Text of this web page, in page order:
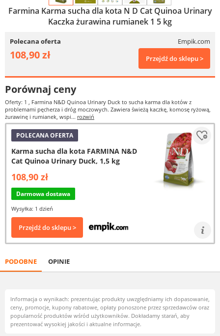
Farmina Karma sucha dla kota N D Cat Quinoa Urinary
Kaczka żurawina rumianek 1 5 kg
Polecana oferta Empik.com
108,90 zł Przejdź do sklepu >
Porównaj ceny
Oferty: 1 , Farmina N&D Quinoa Urinary Duck to sucha karma dla kotów z
problemami pęcherza i dróg moczowych. Zawiera świeżą kaczkę, komosę ryżową,
żurawinę i rumianek, wspi... rozwiń
POLECANA OFERTA
Karma sucha dla kota FARMINA N&D
Cat Quinoa Urinary Duck, 1,5 kg
108,90 zł
Darmowa dostawa
Wysyłka: 1 dzień
Przejdź do sklepu >
PODOBNE OPINIE
Informacja o wynikach: prezentując produkty uwzględniamy ich dopasowanie,
ceny, promocje, kupony rabatowe, opłaty ponoszone przez sprzedawców oraz
popularność produktów wśród użytkowników. Dokładamy starań, aby
prezentować wysokiej jakości i aktualne informacje.